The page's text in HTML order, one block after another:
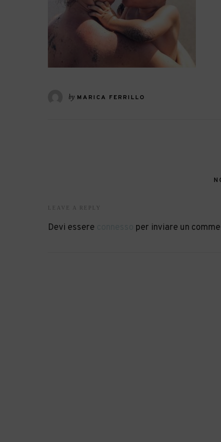
by MARICA FERRILLO
LEAVE A REPLY
Devi essere per inviare un